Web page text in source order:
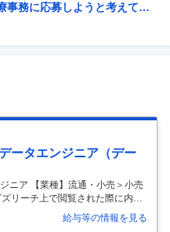
事務に応募しようと考えてい
ータエンジニア（デー
ニア 【業種】流通・小売＞小売
リーチ上で閲覧された際に内容
目的】 当社グループ全体のデー
ケティングによる売上向上、バ
給与等の情報を見る